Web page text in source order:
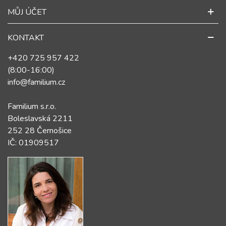
MŮJ ÚČET
KONTAKT
+420 725 957 422
(8:00-16:00)
info@familium.cz
Familium s.r.o.
Boleslavská 2211
252 28 Černošice
IČ: 01909517